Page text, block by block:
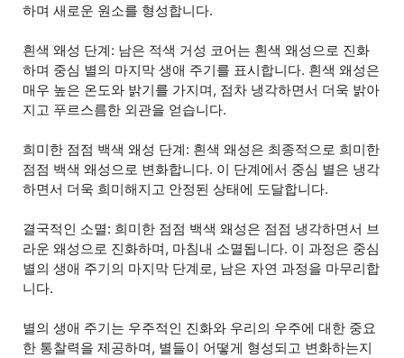
하며 새로운 원소를 형성합니다.
흰색 왜성 단계: 남은 적색 거성 코어는 흰색 왜성으로 진화
하며 중심 별의 마지막 생애 주기를 표시합니다. 흰색 왜성은
매우 높은 온도와 밝기를 가지며, 점차 냉각하면서 더욱 밝아
지고 푸르스름한 외관을 얻습니다.
희미한 점점 백색 왜성 단계: 흰색 왜성은 최종적으로 희미한
점점 백색 왜성으로 변화합니다. 이 단계에서 중심 별은 냉각
하면서 더욱 희미해지고 안정된 상태에 도달합니다.
결국적인 소멸: 희미한 점점 백색 왜성은 점점 냉각하면서 브
라운 왜성으로 진화하며, 마침내 소멸됩니다. 이 과정은 중심
별의 생애 주기의 마지막 단계로, 남은 자연 과정을 마무리합
니다.
별의 생애 주기는 우주적인 진화와 우리의 우주에 대한 중요
한 통찰력을 제공하며, 별들이 어떻게 형성되고 변화하는지